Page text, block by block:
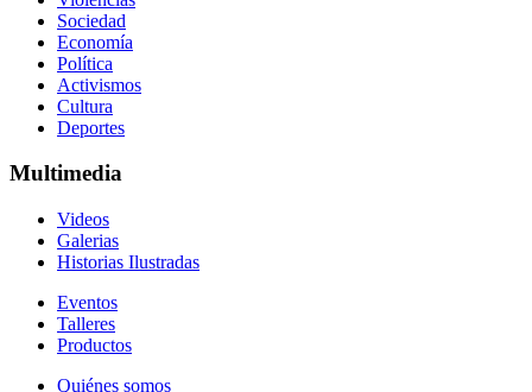
Sociedad
Economía
Política
Activismos
Cultura
Deportes
Multimedia
Videos
Galerias
Historias Ilustradas
Eventos
Talleres
Productos
Quiénes somos